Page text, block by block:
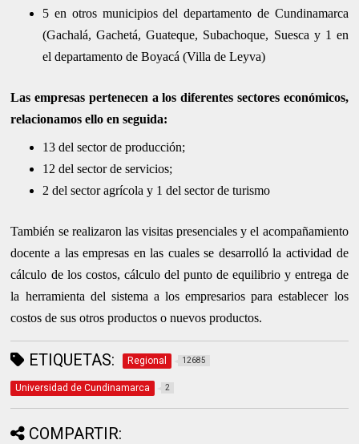
5 en otros municipios del departamento de Cundinamarca
(Gachalá, Gachetá, Guateque, Subachoque, Suesca y 1 en
el departamento de Boyacá (Villa de Leyva)
Las empresas pertenecen a los diferentes sectores económicos,
relacionamos ello en seguida:
13 del sector de producción;
12 del sector de servicios;
2 del sector agrícola y 1 del sector de turismo
También se realizaron las visitas presenciales y el acompañamiento
docente a las empresas en las cuales se desarrolló la actividad de
cálculo de los costos, cálculo del punto de equilibrio y entrega de
la herramienta del sistema a los empresarios para establecer los
costos de sus otros productos o nuevos productos.
ETIQUETAS: Regional 12685
Universidad de Cundinamarca 2
COMPARTIR: